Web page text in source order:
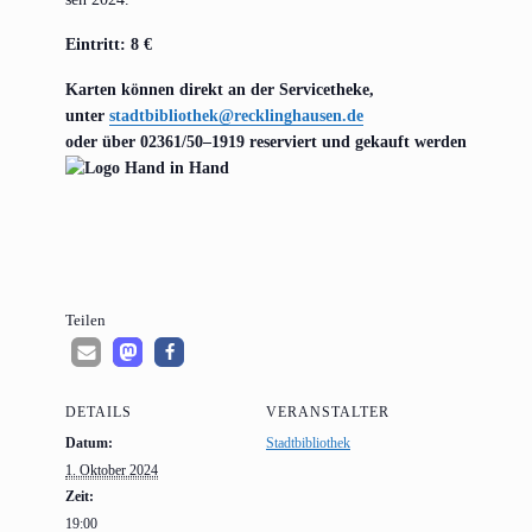
Ein­tritt: 8 €
Kar­ten kön­nen direkt an der Servicetheke,
unter stadtbibliothek@​recklinghausen.​de
oder über 02361/50–1919 reser­viert und gekauft werden.
Tei­len
DETAILS
Datum:
1. Oktober 2024
Zeit:
19:00
VERANSTALTER
Stadtbibliothek